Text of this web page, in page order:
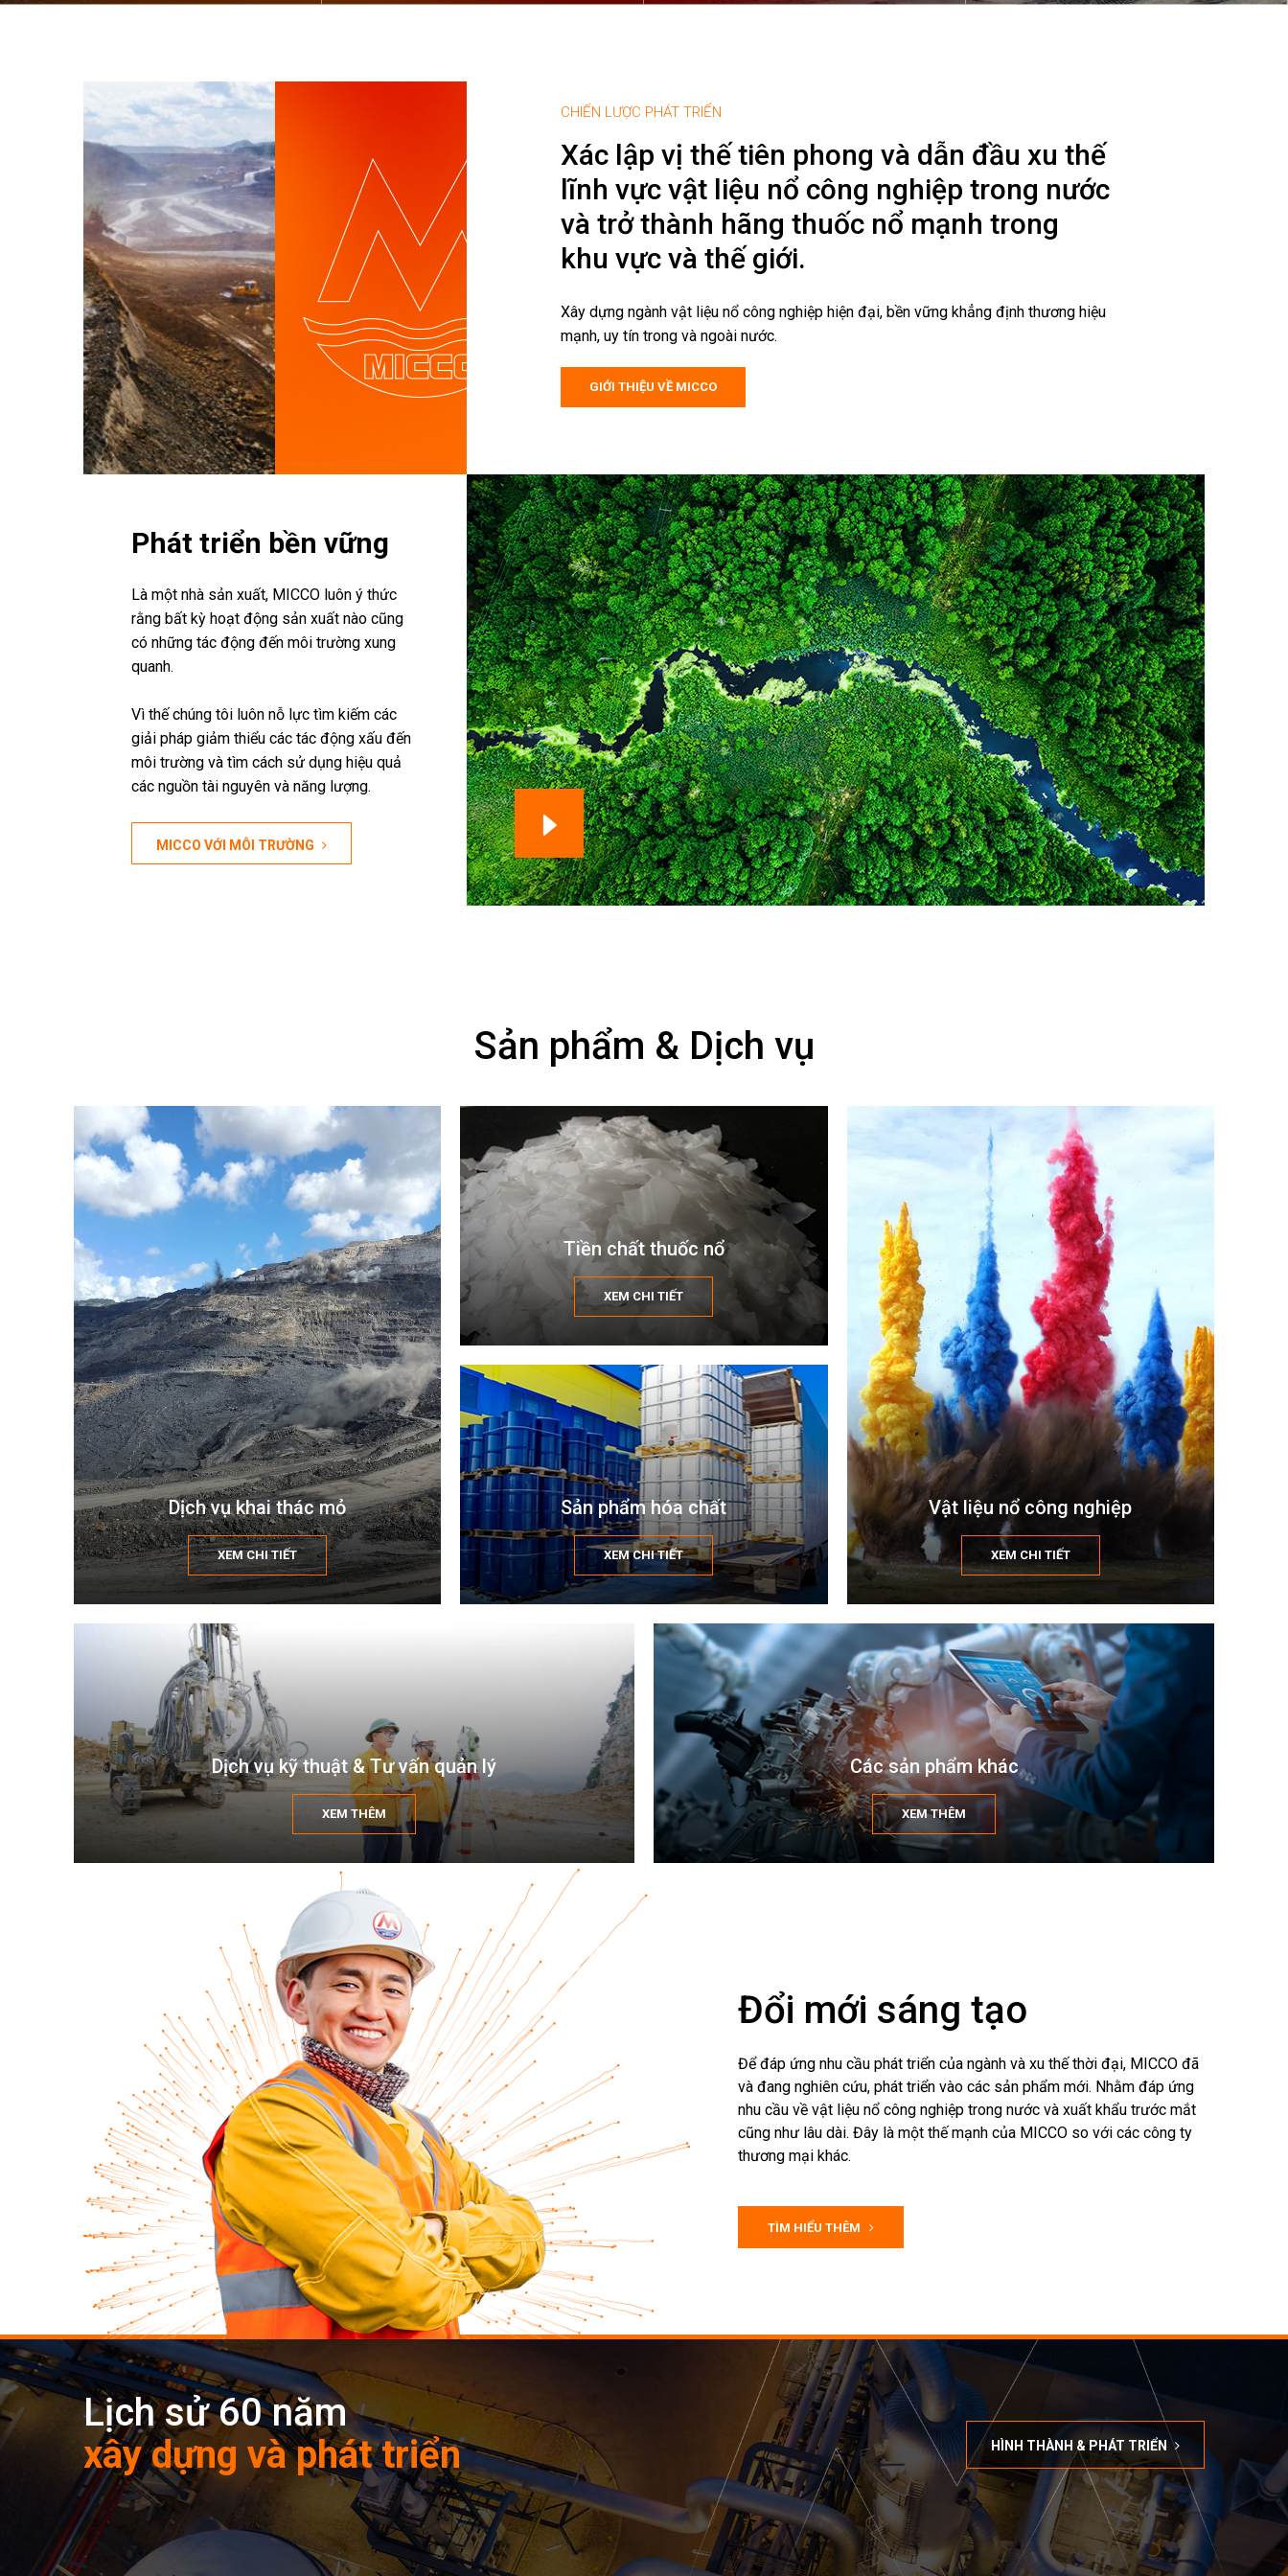
Nam (2/9/1945 - 2/9/2020)
CHIẾN LƯỢC PHÁT TRIỂN
Xác lập vị thế tiên phong và dẫn đầu xu thế
lĩnh vực vật liệu nổ công nghiệp trong nước
và trở thành hãng thuốc nổ mạnh trong
khu vực và thế giới.
Xây dựng ngành vật liệu nổ công nghiệp hiện đại, bền vững khẳng định thương hiệu
mạnh, uy tín trong và ngoài nước.
GIỚI THIỆU VỀ MICCO
Phát triển bền vững
Là một nhà sản xuất, MICCO luôn ý thức
rằng bất kỳ hoạt động sản xuất nào cũng
có những tác động đến môi trường xung
quanh.
Vì thế chúng tôi luôn nỗ lực tìm kiếm các
giải pháp giảm thiểu các tác động xấu đến
môi trường và tìm cách sử dụng hiệu quả
các nguồn tài nguyên và năng lượng.
MICCO VỚI MÔI TRƯỜNG
Sản phẩm & Dịch vụ
Dịch vụ khai thác mỏ
XEM CHI TIẾT
Tiền chất thuốc nổ
XEM CHI TIẾT
Sản phẩm hóa chất
XEM CHI TIẾT
Vật liệu nổ công nghiệp
XEM CHI TIẾT
Dịch vụ kỹ thuật & Tư vấn quản lý
XEM THÊM
Các sản phẩm khác
XEM THÊM
Đổi mới sáng tạo
Để đáp ứng nhu cầu phát triển của ngành và xu thế thời đại, MICCO đã
và đang nghiên cứu, phát triển vào các sản phẩm mới. Nhằm đáp ứng
nhu cầu về vật liệu nổ công nghiệp trong nước và xuất khẩu trước mắt
cũng như lâu dài. Đây là một thế mạnh của MICCO so với các công ty
thương mại khác.
TÌM HIỂU THÊM
Lịch sử 60 năm
xây dựng và phát triển
HÌNH THÀNH & PHÁT TRIỂN